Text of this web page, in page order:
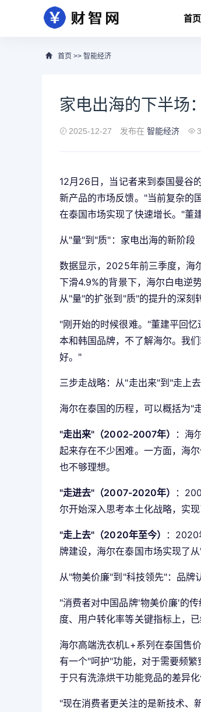
首页
首页 >> 智能经济
家电出海的下半场
2025-12-27 发布在 智能经济
12月26日，当记者来到泰国曼谷
新产品的市场反馈。"当前复杂的
在泰国市场实现了快速增长。"董
从"量"到"质"：家电出海的新阶段
数据显示，2025年前三季度，海
下滑4.9%的背景下，海尔白电逆
从"量"的扩张到"质"的提升的深刻
"刚开始的时候很难。"董建平回
本和韩国品牌，不了解海尔。我
好。"
三步走战略：从"走出来"到"走上
海尔在泰国的历程，可以概括为"
"走出来"（2002-2007年）
：海
起来存在不少困难。一方面，海
也不够理想。
"走进去"（2007-2020年）
：
尔开始深入思考本土化战略，实
"走上去"（2020年至今）
：2020
牌建设，海尔在泰国市场实现了
从"物美价廉"到"科技领先"：品牌
"消费者对中国品牌'物美价廉'的
度、用户转化率等关键指标上，
海尔高端洗衣机L+系列在泰国售
有一个"呵护"功能，对于需要频
于只有洗涤烘干功能竞品的差异
"现在消费者更关注的是新技术、